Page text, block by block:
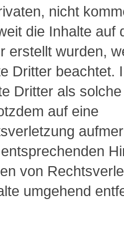
nicht
die Inhalte auf
erstellt wurden,
Dritter beachtet.
Dritter als
auf eine
von
umgehend